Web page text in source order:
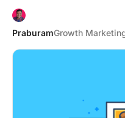
PraburamGrowth